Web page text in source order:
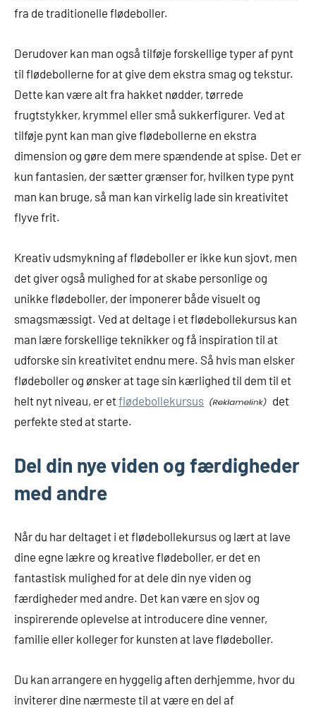
fra de traditionelle flødeboller.
Derudover kan man også tilføje forskellige typer af pynt
til flødebollerne for at give dem ekstra smag og tekstur.
Dette kan være alt fra hakket nødder, tørrede
frugtstykker, krymmel eller små sukkerfigurer. Ved at
tilføje pynt kan man give flødebollerne en ekstra
dimension og gøre dem mere spændende at spise. Det er
kun fantasien, der sætter grænser for, hvilken type pynt
man kan bruge, så man kan virkelig lade sin kreativitet
flyve frit.
Kreativ udsmykning af flødeboller er ikke kun sjovt, men
det giver også mulighed for at skabe personlige og
unikke flødeboller, der imponerer både visuelt og
smagsmæssigt. Ved at deltage i et flødebollekursus kan
man lære forskellige teknikker og få inspiration til at
udforske sin kreativitet endnu mere. Så hvis man elsker
flødeboller og ønsker at tage sin kærlighed til dem til et
helt nyt niveau, er etflødebollekursus
det
perfekte sted at starte.
Del din nye viden og færdigheder
med andre
Når du har deltaget i et flødebollekursus og lært at lave
dine egne lækre og kreative flødeboller, er det en
fantastisk mulighed for at dele din nye viden og
færdigheder med andre. Det kan være en sjov og
inspirerende oplevelse at introducere dine venner,
familie eller kolleger for kunsten at lave flødeboller.
Du kan arrangere en hyggelig aften derhjemme, hvor du
inviterer dine nærmeste til at være en del af